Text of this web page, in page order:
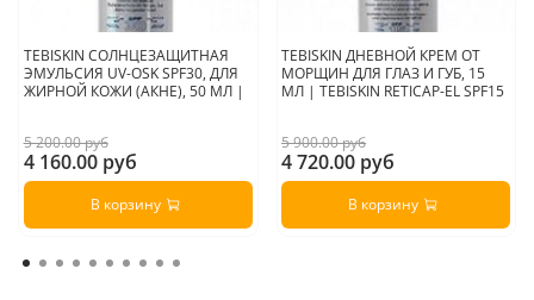
TEBISKIN СОЛНЦЕЗАЩИТНАЯ
ЭМУЛЬСИЯ UV-OSK SPF30, ДЛЯ
ЖИРНОЙ КОЖИ (АКНЕ), 50 МЛ |
5 200.00 руб
4 160.00 руб
В корзину
TEBISKIN ДНЕВНОЙ КРЕМ ОТ
МОРЩИН ДЛЯ ГЛАЗ И ГУБ, 15
МЛ | TEBISKIN RETICAP-EL SPF15
5 900.00 руб
4 720.00 руб
В корзину